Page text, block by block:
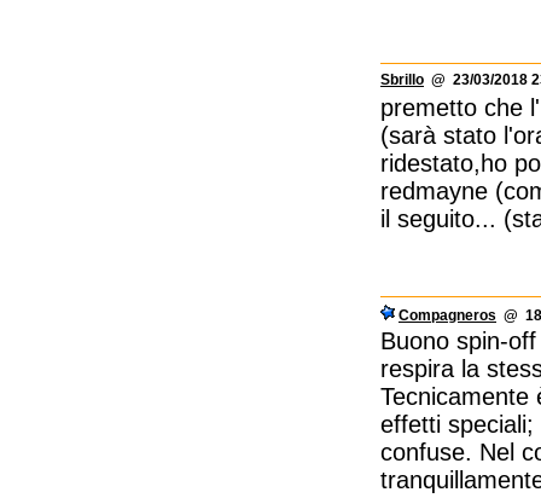
Sbrillo @ 23/03/2018
premetto che
(sarà stato
ridestato,ho
redmayne
il seguito...
Compagneros @
Buono spin-
respira la
Tecnicamente
effetti
confuse. Nel